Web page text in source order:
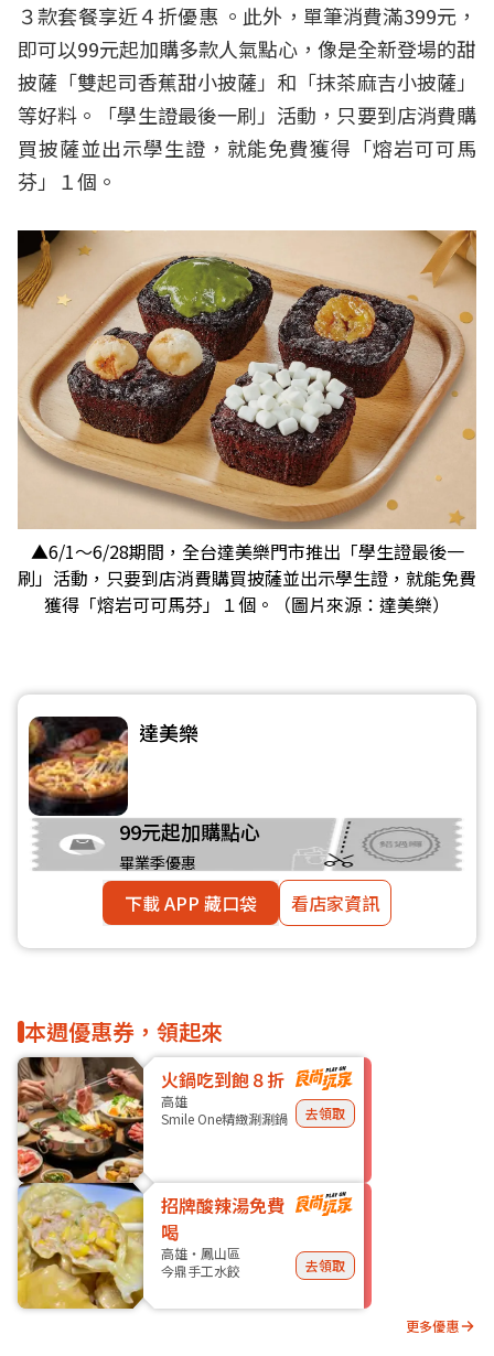
３款套餐享近４折優惠 。此外，單筆消費滿399元，
即可以99元起加購多款人氣點心，像是全新登場的甜
披薩「雙起司香蕉甜小披薩」和「抹茶麻吉小披薩」
等好料。「學生證最後一刷」活動，只要到店消費購
買披薩並出示學生證，就能免費獲得「熔岩可可馬
芬」１個。
▲6/1～6/28期間，全台達美樂門市推出「學生證最後一
刷」活動，只要到店消費購買披薩並出示學生證，就能免費
獲得「熔岩可可馬芬」１個。（圖片來源：達美樂）
達美樂
99元起加購點心
畢業季優惠
下載 APP 藏口袋 看店家資訊
本週優惠券，領起來
火鍋吃到飽８折
高雄
Smile One精緻涮涮鍋
去領取
招牌酸辣湯免費
喝
高雄・鳳山區
今鼎手工水餃
去領取
更多優惠